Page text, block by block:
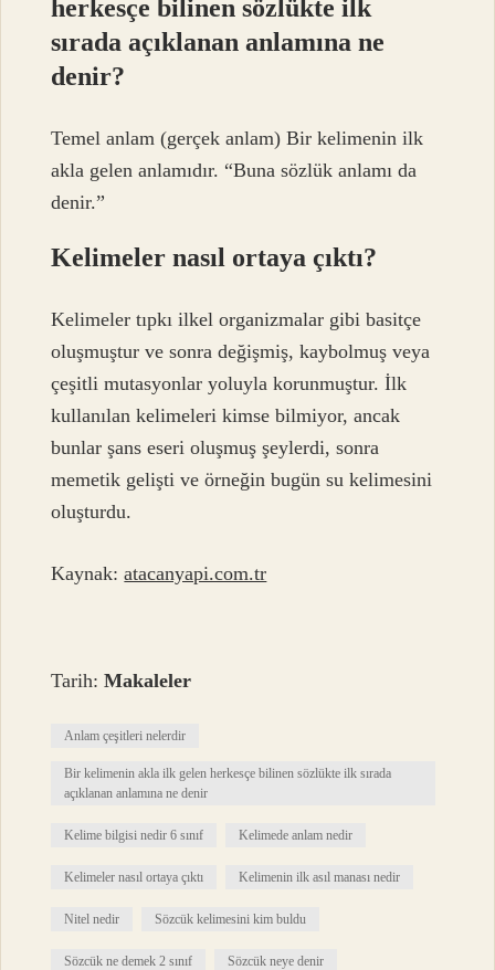
herkesçe bilinen sözlükte ilk
sırada açıklanan anlamına ne
denir?
Temel anlam (gerçek anlam) Bir kelimenin ilk
akla gelen anlamıdır. “Buna sözlük anlamı da
denir.”
Kelimeler nasıl ortaya çıktı?
Kelimeler tıpkı ilkel organizmalar gibi basitçe
oluşmuştur ve sonra değişmiş, kaybolmuş veya
çeşitli mutasyonlar yoluyla korunmuştur. İlk
kullanılan kelimeleri kimse bilmiyor, ancak
bunlar şans eseri oluşmuş şeylerdi, sonra
memetik gelişti ve örneğin bugün su kelimesini
oluşturdu.
Kaynak:atacanyapi.com.tr
Tarih:Makaleler
Anlam çeşitleri nelerdir
Bir kelimenin akla ilk gelen herkesçe bilinen sözlükte ilk sırada
açıklanan anlamına ne denir
Kelime bilgisi nedir 6 sınıf Kelimede anlam nedir
Kelimeler nasıl ortaya çıktı Kelimenin ilk asıl manası nedir
Nitel nedir Sözcük kelimesini kim buldu
Sözcük ne demek 2 sınıf Sözcük neye denir